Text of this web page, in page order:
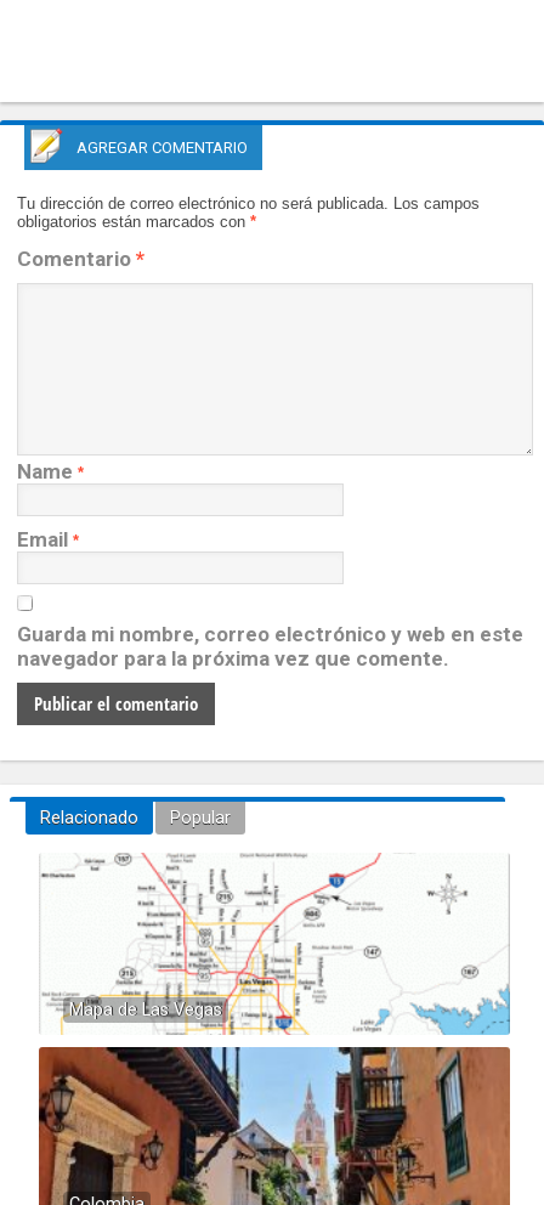
AGREGAR COMENTARIO
Tu dirección de correo electrónico no será publicada. Los campos
obligatorios están marcados con *
Comentario *
Name *
Email *
Guarda mi nombre, correo electrónico y web en este
navegador para la próxima vez que comente.
Relacionado Popular
Mapa de Las Vegas